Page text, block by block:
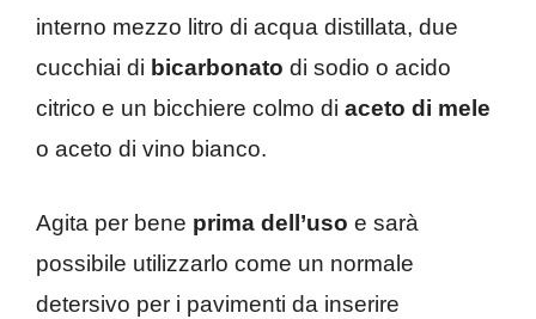
interno mezzo litro di acqua distillata, due
cucchiai di bicarbonato di sodio o acido
citrico e un bicchiere colmo di aceto di mele
o aceto di vino bianco.
Agita per bene prima dell’uso e sarà
possibile utilizzarlo come un normale
detersivo per i pavimenti da inserire